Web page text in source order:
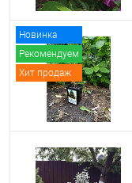
Новинка
Рекомендуем
Хит продаж